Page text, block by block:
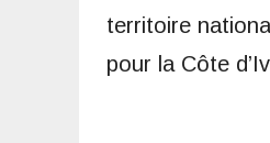
territoire
pour la Côte